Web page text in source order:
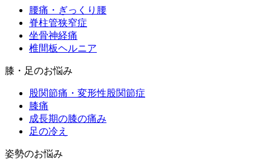
腰痛・ぎっくり腰
脊柱管狭窄症
坐骨神経痛
椎間板ヘルニア
膝・足のお悩み
股関節痛・変形性股関節症
膝痛
成長期の膝の痛み
足の冷え
姿勢のお悩み